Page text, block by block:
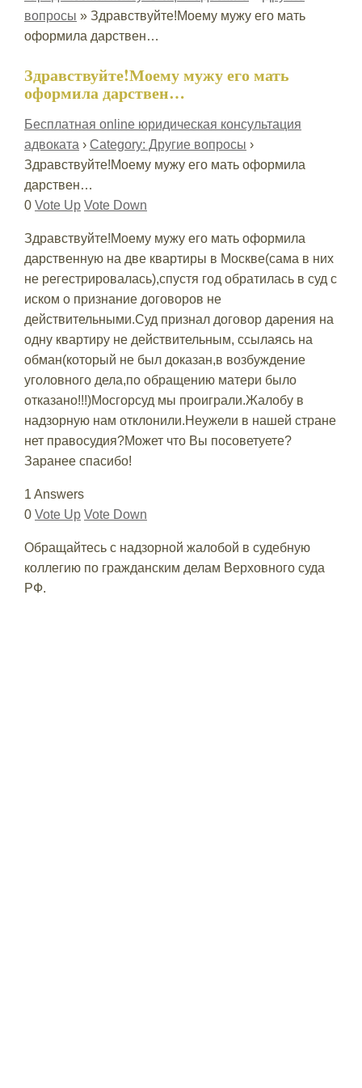
вопросы » Здравствуйте!Моему мужу его мать
оформила дарствен…
Здравствуйте!Моему мужу его мать
оформила дарствен…
Бесплатная online юридическая консультация
адвоката › Category: Другие вопросы ›
Здравствуйте!Моему мужу его мать оформила
дарствен…
0 Vote Up Vote Down
Здравствуйте!Моему мужу его мать оформила
дарственную на две квартиры в Москве(сама в них
не регестрировалась),спустя год обратилась в суд с
иском о признание договоров не
действительными.Суд признал договор дарения на
одну квартиру не действительным, ссылаясь на
обман(который не был доказан,в возбуждение
уголовного дела,по обращению матери было
отказано!!!)Мосгорсуд мы проиграли.Жалобу в
надзорную нам отклонили.Неужели в нашей стране
нет правосудия?Может что Вы посоветуете?
Заранее спасибо!
1 Answers
0 Vote Up Vote Down
Обращайтесь с надзорной жалобой в судебную
коллегию по гражданским делам Верховного суда
РФ.